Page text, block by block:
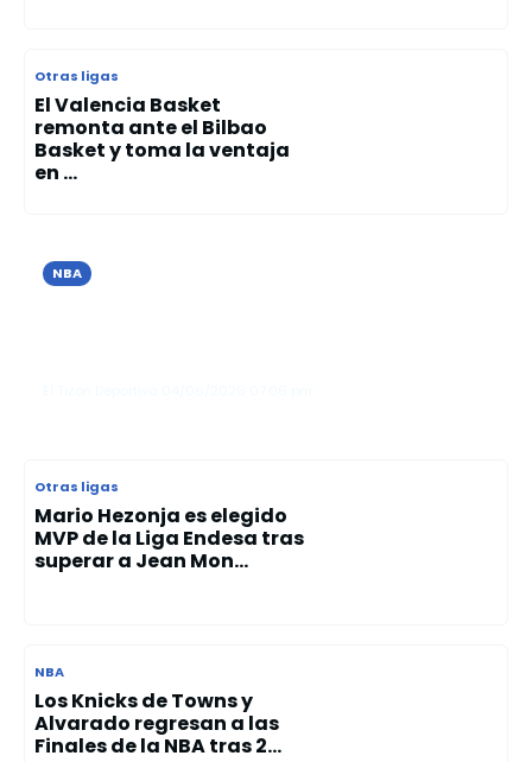
Otras ligas
El Valencia Basket
remonta ante el Bilbao
Basket y toma la ventaja
en ...
NBA
Otras ligas
Mario Hezonja es elegido
MVP de la Liga Endesa tras
superar a Jean Mon...
NBA
Los Knicks de Towns y
Alvarado regresan a las
Finales de la NBA tras 2...